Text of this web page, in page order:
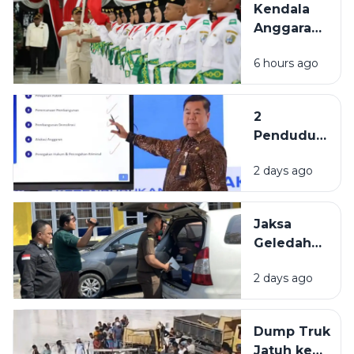
Nama
Sampang
Nasional
Kendala
Anggaran,
Paskibraka
Sampang
Penuhi
Komposisi
6 hours ago
2
Penduduk
Indonesia
Berasal
Bangkalan
dan
2 days ago
Jaksa
Geledah
PUPR
Pamekasan,
Terkait
2 days ago
Dump Truk
Jatuh ke